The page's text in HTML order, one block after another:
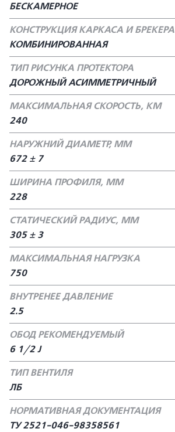
БЕСКАМЕРНОЕ
КОНСТРУКЦИЯ КАРКАСА И БРЕКЕРА
КОМБИНИРОВАННАЯ
ТИП РИСУНКА ПРОТЕКТОРА
ДОРОЖНЫЙ АСИММЕТРИЧНЫЙ
МАКСИМАЛЬНАЯ СКОРОСТЬ, КМ
240
НАРУЖНИЙ ДИАМЕТР, ММ
672 ± 7
ШИРИНА ПРОФИЛЯ, ММ
228
СТАТИЧЕСКИЙ РАДИУС, ММ
305 ± 3
МАКСИМАЛЬНАЯ НАГРУЗКА
750
ВНУТРЕНЕЕ ДАВЛЕНИЕ
2.5
ОБОД РЕКОМЕНДУЕМЫЙ
6 1/2 J
ТИП ВЕНТИЛЯ
ЛБ
НОРМАТИВНАЯ ДОКУМЕНТАЦИЯ
ТУ 2521-046-98358561